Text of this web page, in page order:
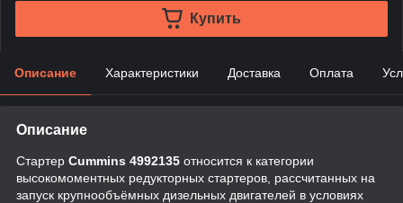
Купить
Описание Характеристики Доставка Оплата
Описание
Стартер Cummins 4992135 относится к категории
высокомоментных редукторных стартеров, рассчитанных на
запуск крупнообъёмных дизельных двигателей в условиях